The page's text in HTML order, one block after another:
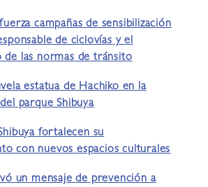
campañas de sensibilización
de ciclovías y el
de las normas de tránsito
estatua de Hachiko en la
parque Shibuya
fortalecen su
con nuevos espacios culturales
un mensaje de prevención a